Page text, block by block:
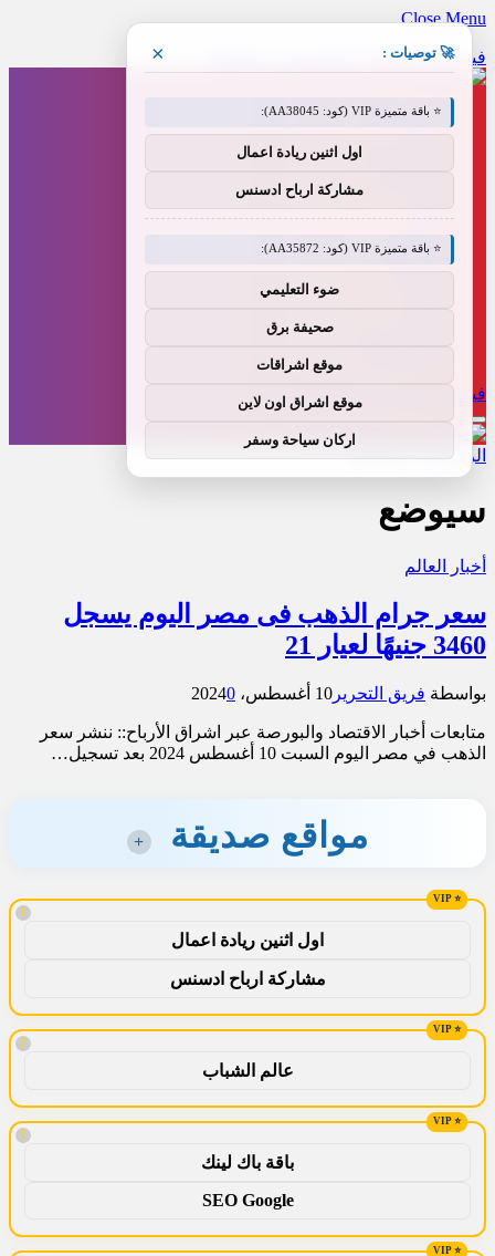
Close Menu
فيسبوك X (Twitter)
أخبار العالم
رياضة
عاجل
طب وصحة
سياسة
فيسبوك X (Twitter) الانستغرام
الرئيسية»سيوضع
سيوضع
أخبار العالم
سعر جرام الذهب فى مصر اليوم يسجل
3460 جنيهًا لعيار 21
بواسطة فريق التحرير 10 أغسطس، 2024 0
متابعات أخبار الاقتصاد والبورصة عبر اشراق الأرباح:: ننشر سعر
الذهب في مصر اليوم السبت 10 أغسطس 2024 بعد تسجيل…
مواقع صديقة +
!
اول اثنين ريادة اعمال
مشاركة ارباح ادسنس
!
عالم الشباب
!
باقة باك لينك
SEO Google
🚀 توصيات : ×
⭐ باقة متميزة VIP (كود: AA38045):
اول اثنين ريادة اعمال
مشاركة ارباح ادسنس
⭐ باقة متميزة VIP (كود: AA35872):
ضوء التعليمي
صحيفة برق
موقع اشراقات
موقع اشراق اون لاين
اركان سياحة وسفر